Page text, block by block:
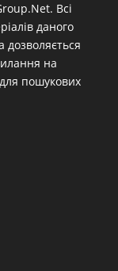
Всі
даного
дозволяється
на
пошукових